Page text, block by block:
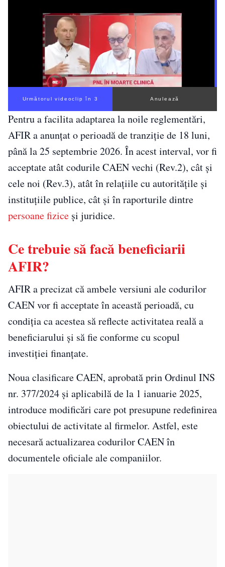
Următorul videoclip în 2 Anulează
Pentru a facilita adaptarea la noile reglementări,
AFIR a anunțat o perioadă de tranziție de 18 luni,
până la 25 septembrie 2026. În acest interval, vor fi
acceptate atât codurile CAEN vechi (Rev.2), cât și
cele noi (Rev.3), atât în relațiile cu autoritățile și
instituțiile publice, cât și în raporturile dintre
persoane fizice și juridice.
Ce trebuie să facă beneficiarii
AFIR?
AFIR a precizat că ambele versiuni ale codurilor
CAEN vor fi acceptate în această perioadă, cu
condiția ca acestea să reflecte activitatea reală a
beneficiarului și să fie conforme cu scopul
investiției finanțate.
Noua clasificare CAEN, aprobată prin Ordinul INS
nr. 377/2024 și aplicabilă de la 1 ianuarie 2025,
introduce modificări care pot presupune redefinirea
obiectului de activitate al firmelor. Astfel, este
necesară actualizarea codurilor CAEN în
documentele oficiale ale companiilor.